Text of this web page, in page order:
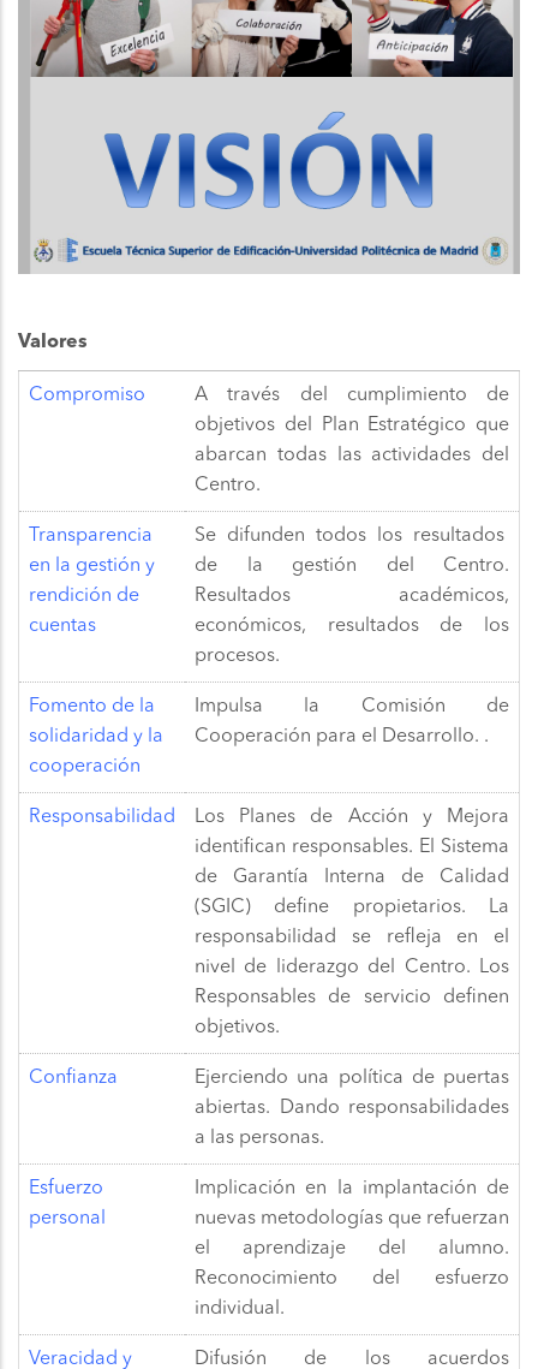
Valores
Compromiso
A través del cumplimiento de
objetivos del Plan Estratégico que
abarcan todas las actividades del
Centro.
Transparencia
en la gestión y
rendición de
cuentas
Se difunden todos los resultados
de la gestión del Centro.
Resultados académicos,
económicos, resultados de los
procesos.
Fomento de la
solidaridad y la
cooperación
Impulsa la Comisión de
Cooperación para el Desarrollo. .
Responsabilidad
Los Planes de Acción y Mejora
identifican responsables. El Sistema
de Garantía Interna de Calidad
(SGIC) define propietarios. La
responsabilidad se refleja en el
nivel de liderazgo del Centro. Los
Responsables de servicio definen
objetivos.
Confianza
Ejerciendo una política de puertas
abiertas. Dando responsabilidades
a las personas.
Esfuerzo
personal
Implicación en la implantación de
nuevas metodologías que refuerzan
el aprendizaje del alumno.
Reconocimiento del esfuerzo
individual.
Veracidad y Difusión de los acuerdos